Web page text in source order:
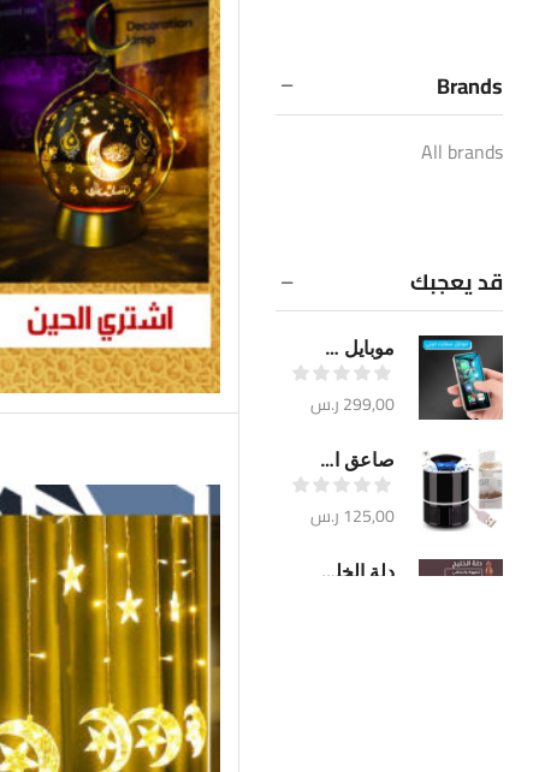
Brands
All brands
قد يعجبك
موبايل سمارت ميني
299,00ر.س
صاعق الناموس الالكتروني
125,00ر.س
دلة الخليج لإعداد الشاي والقهوة